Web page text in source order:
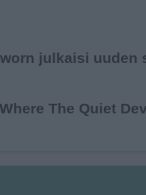
julkaisi uuden
The Quiet